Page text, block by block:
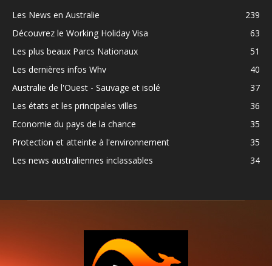
Les News en Australie
239
Découvrez le Working Holiday Visa
63
Les plus beaux Parcs Nationaux
51
Les dernières infos Whv
40
Australie de l'Ouest - Sauvage et isolé
37
Les états et les principales villes
36
Economie du pays de la chance
35
Protection et atteinte à l'environnement
35
Les news australiennes inclassables
34